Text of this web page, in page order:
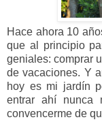
Hace ahora 10
que al principio
geniales: comprar
de vacaciones. Y
hoy es mi jardín
entrar ahí nunca
convencerme de